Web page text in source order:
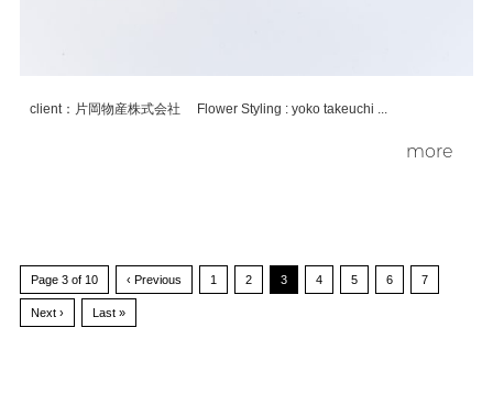
client：片岡物産株式会社 Flower Styling : yoko takeuchi ...
more
Page 3 of 10 ‹ Previous 1 2 3 4 5 6 7
Next › Last »